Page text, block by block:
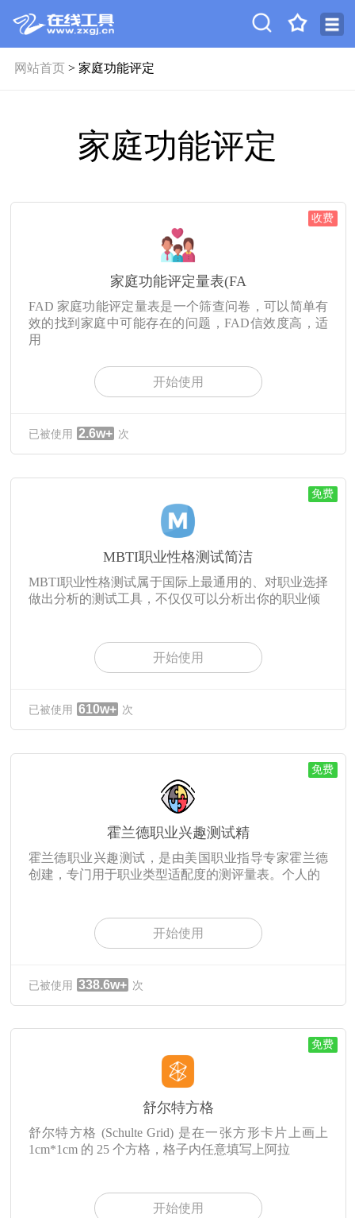
网站首页> 家庭功能评定
家庭功能评定
收费
家庭功能评定量表(FA
FAD 家庭功能评定量表是一个筛查问卷，可以简单有
效的找到家庭中可能存在的问题，FAD信效度高，适
用
开始使用
已被使用 2.6w+ 次
免费
MBTI职业性格测试简洁
MBTI职业性格测试属于国际上最通用的、对职业选择
做出分析的测试工具，不仅仅可以分析出你的职业倾
开始使用
已被使用 610w+ 次
免费
霍兰德职业兴趣测试精
霍兰德职业兴趣测试，是由美国职业指导专家霍兰德
创建，专门用于职业类型适配度的测评量表。个人的
开始使用
已被使用 338.6w+ 次
免费
舒尔特方格
舒尔特方格 (Schulte Grid) 是在一张方形卡片上画上
1cm*1cm 的 25 个方格，格子内任意填写上阿拉
开始使用